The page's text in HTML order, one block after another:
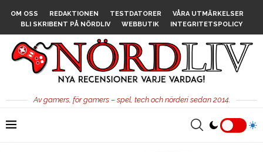
OM OSS REDAKTIONEN TESTDATORER
VÅRA UTMÄRKELSER
BLI SKRIBENT PÅ NÖRDLIV
WEBBUTIK INTEGRITETSPOLICY
Av gamers, för gamers – spel, tech och nörderi sedan 2014.